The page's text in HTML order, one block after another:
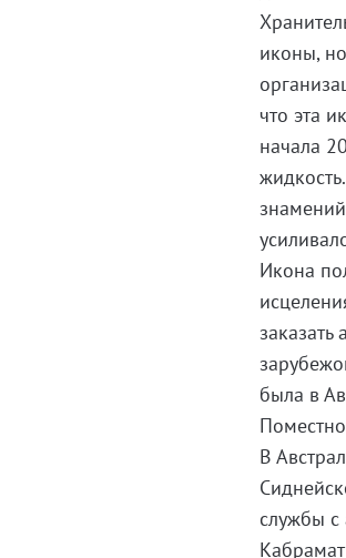
иконы,
что эта
начала
Икона
была в
В
службы